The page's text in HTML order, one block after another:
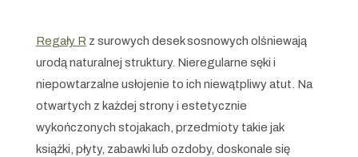
Regały R z surowych desek sosnowych olśniewają
urodą naturalnej struktury. Nieregularne sęki i
niepowtarzalne usłojenie to ich niewątpliwy atut. Na
otwartych z każdej strony i estetycznie
wykończonych stojakach, przedmioty takie jak
książki, płyty, zabawki lub ozdoby, doskonale się